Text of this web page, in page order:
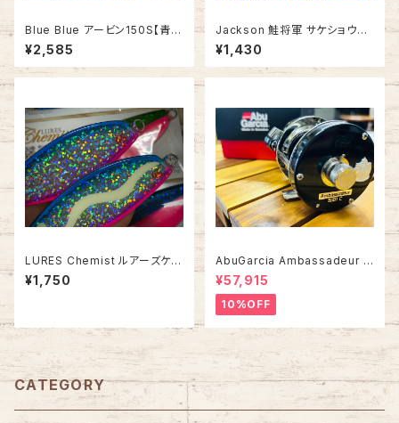
Blue Blue アービン150S【青物
オススメのシンペン◎】
¥2,585
Jackson 鮭将軍 サケショウグ
ン
¥1,430
LURES Chemist ルアーズケミ
スト サーモンスプーン45g【塗
装カラー】
¥1,750
AbuGarcia Ambassadeur 5
500C/5501C FACTORY TU
NED アンバサダー ファクトリー
チューン
¥57,915
10%OFF
CATEGORY